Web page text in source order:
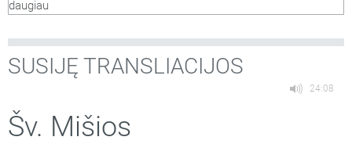
daugiau
SUSIJĘ TRANSLIACIJOS
24:08
Šv. Mišios